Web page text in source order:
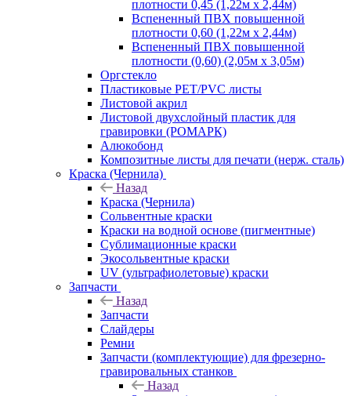
плотности 0,45 (1,22м х 2,44м)
Вспененный ПВХ повышенной
плотности 0,60 (1,22м х 2,44м)
Вспененный ПВХ повышенной
плотности (0,60) (2,05м х 3,05м)
Оргстекло
Пластиковые PET/PVC листы
Листовой акрил
Листовой двухслойный пластик для
гравировки (РОМАРК)
Алюкобонд
Композитные листы для печати (нерж. сталь)
Краска (Чернила)
Назад
Краска (Чернила)
Сольвентные краски
Краски на водной основе (пигментные)
Сублимационные краски
Экосольвентные краски
UV (ультрафиолетовые) краски
Запчасти
Назад
Запчасти
Слайдеры
Ремни
Запчасти (комплектующие) для фрезерно-
гравировальных станков
Назад